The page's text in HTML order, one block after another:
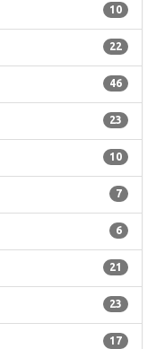
10
22
46
23
10
7
6
21
23
17